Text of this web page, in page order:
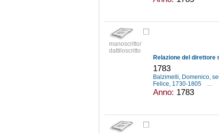
manoscritto/
dattiloscritto
1783
Balzimelli, Domenico,
Felice, 1730-1805
...
Anno: 1783